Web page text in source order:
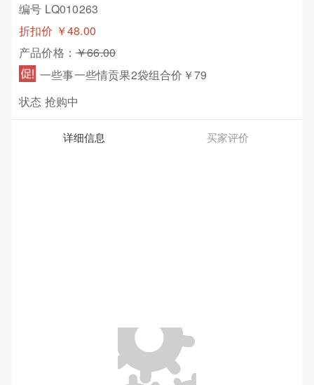
编号 LQ010263
折扣价 ￥48.00
产品价格： ￥66.00
一些事一些情贡果2袋组合价￥79
状态 抢购中
详细信息 买家评价